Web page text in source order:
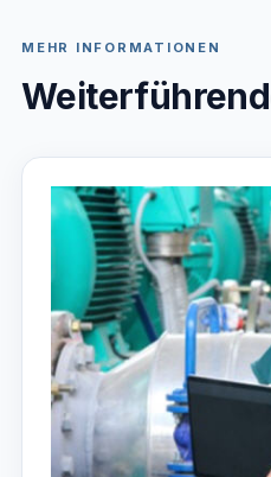
MEHR INFORMATIONEN